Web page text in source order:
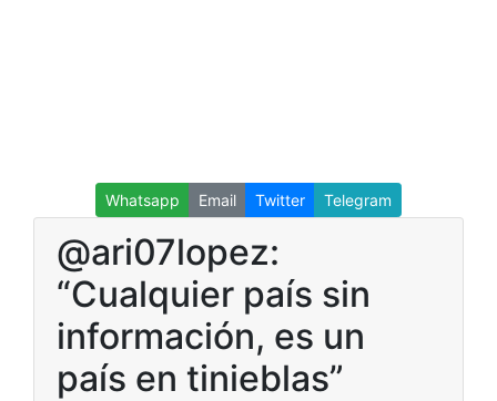
Whatsapp Email Twitter Telegram
@ari07lopez:
“Cualquier país sin
información, es un
país en tinieblas”